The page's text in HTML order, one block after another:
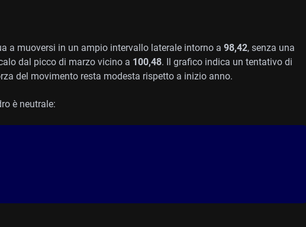
a muoversi in un ampio intervallo laterale intorno a 98,42, senza una
dal picco di marzo vicino a 100,48. Il grafico indica un tentativo di
del movimento resta modesta rispetto a inizio anno.
è neutrale: